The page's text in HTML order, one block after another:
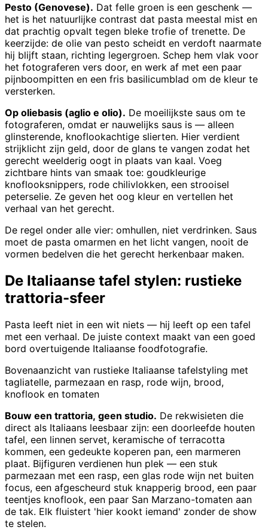
Pesto (Genovese). Dat felle groen is een geschenk —
het is het natuurlijke contrast dat pasta meestal mist en
dat prachtig opvalt tegen bleke trofie of trenette. De
keerzijde: de olie van pesto scheidt en verdoft naarmate
hij blijft staan, richting legergroen. Schep hem vlak voor
het fotograferen vers door, en werk af met een paar
pijnboompitten en een fris basilicumblad om de kleur te
versterken.
Op oliebasis (aglio e olio). De moeilijkste saus om te
fotograferen, omdat er nauwelijks saus is — alleen
glinsterende, knoflookachtige slierten. Hier verdient
strijklicht zijn geld, door de glans te vangen zodat het
gerecht weelderig oogt in plaats van kaal. Voeg
zichtbare hints van smaak toe: goudkleurige
knoflooksnippers, rode chilivlokken, een strooisel
peterselie. Ze geven het oog kleur en vertellen het
verhaal van het gerecht.
De regel onder alle vier: omhullen, niet verdrinken. Saus
moet de pasta omarmen en het licht vangen, nooit de
vormen bedelven die het gerecht herkenbaar maken.
De Italiaanse tafel stylen: rustieke
trattoria-sfeer
Pasta leeft niet in een wit niets — hij leeft op een tafel
met een verhaal. De juiste context maakt van een goed
bord overtuigende Italiaanse foodfotografie.
Bovenaanzicht van rustieke Italiaanse tafelstyling met
tagliatelle, parmezaan en rasp, rode wijn, brood,
knoflook en tomaten
Bouw een trattoria, geen studio. De rekwisieten die
direct als Italiaans leesbaar zijn: een doorleefde houten
tafel, een linnen servet, keramische of terracotta
kommen, een gedeukte koperen pan, een marmeren
plaat. Bijfiguren verdienen hun plek — een stuk
parmezaan met een rasp, een glas rode wijn net buiten
focus, een afgescheurd stuk knapperig brood, een paar
teentjes knoflook, een paar San Marzano-tomaten aan
de tak. Elk fluistert 'hier kookt iemand' zonder de show
te stelen.